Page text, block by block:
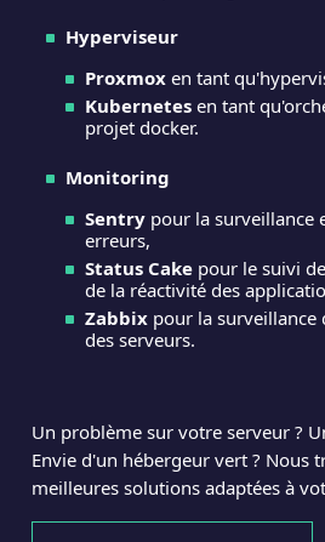
Hyperviseur
Proxmox en tant
Kubernetes en tant
projet docker.
Monitoring
Sentry pour la surveillance
erreurs,
Status Cake pour le suivi
de la réactivité des
Zabbix pour la surveillance
des serveurs.
Un problème sur votre serveur ?
Envie d'un hébergeur vert ? Nous
meilleures solutions adaptées à